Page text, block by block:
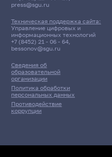
Сведения об
образовательной
организации
Политика обработки
персональных данных
Противодействие
коррупции
press@sgu.ru
Техническая поддержка сайта:
Управление цифровых и
информационных технологий
+7 (8452) 21 - 06 - 64,
bessonov@sgu.ru